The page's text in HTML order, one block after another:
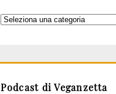
Categorie
Podcast di Veganzetta